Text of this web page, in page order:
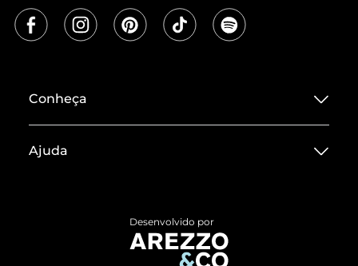
Conheça
Termos de Uso
ZZ MALL é confiável
Ajuda
Devolução do Produto
Desenvolvido por